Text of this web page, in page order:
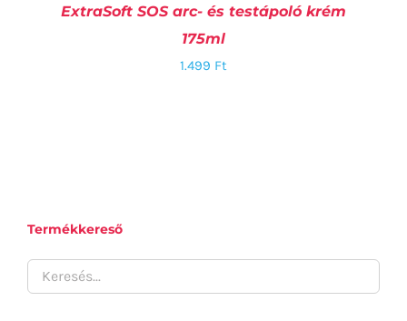
ExtraSoft SOS arc- és testápoló krém
175ml
1.499 Ft
Termékkereső